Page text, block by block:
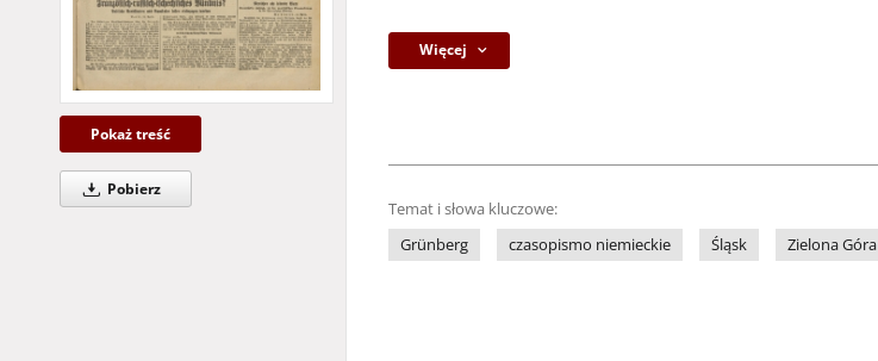
Pokaż treść
Pobierz
Więcej
Temat i słowa kluczowe:
Grünberg
czasopismo niemieckie Śląsk Zielona Góra